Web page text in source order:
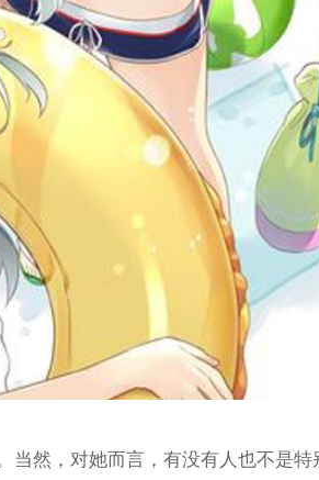
然，对她而言，有没有人也不是特